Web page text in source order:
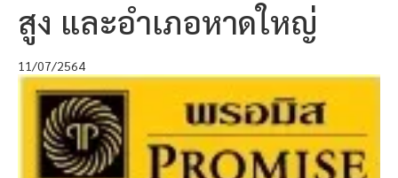
สูง และอำเภอหาดใหญ่
11/07/2564